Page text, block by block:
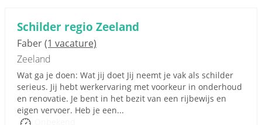
Schilder regio Zeeland
Faber(1 vacature)
Zeeland
Wat ga je doen: Wat jij doet Jij neemt je vak als schilder
serieus. Jij hebt werkervaring met voorkeur in onderhoud
en renovatie. Je bent in het bezit van een rijbewijs en
eigen vervoer. Heb je een...